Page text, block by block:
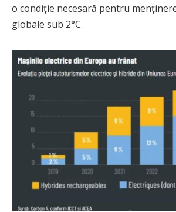
o condiție necesară pentru
globale sub 2°C.